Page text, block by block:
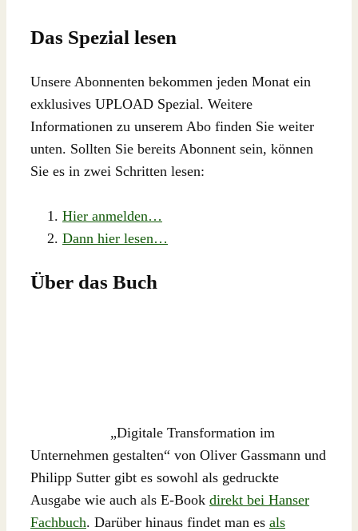
Das Spezial lesen
Unsere Abonnenten bekommen jeden Monat ein
exklusives UPLOAD Spezial. Weitere
Informationen zu unserem Abo finden Sie weiter
unten. Sollten Sie bereits Abonnent sein, können
Sie es in zwei Schritten lesen:
Hier anmelden…
Dann hier lesen…
Über das Buch
„Digitale Transformation im
Unternehmen gestalten“ von Oliver Gassmann und
Philipp Sutter gibt es sowohl als gedruckte
Ausgabe wie auch als E-Book direkt bei Hanser
Fachbuch. Darüber hinaus findet man es als